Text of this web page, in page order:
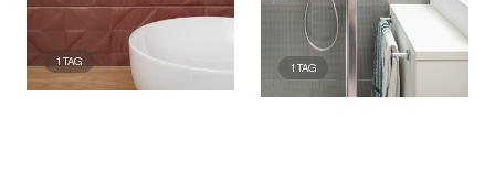
1 TAG
1 TAG